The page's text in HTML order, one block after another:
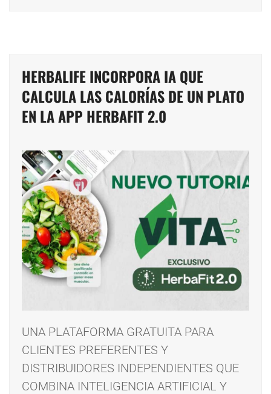
HERBALIFE INCORPORA IA QUE
CALCULA LAS CALORÍAS DE UN PLATO
EN LA APP HERBAFIT 2.0
UNA PLATAFORMA GRATUITA PARA
CLIENTES PREFERENTES Y
DISTRIBUIDORES INDEPENDIENTES QUE
COMBINA INTELIGENCIA ARTIFICIAL Y